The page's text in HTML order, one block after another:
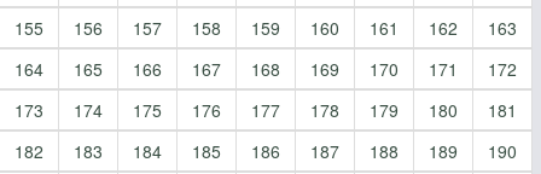
155
156 157 158 159 160 161 162
163
164
165 166 167 168 169 170 171
172
173
174 175 176 177 178 179 180
181
182
183 184 185 186 187 188 189
190